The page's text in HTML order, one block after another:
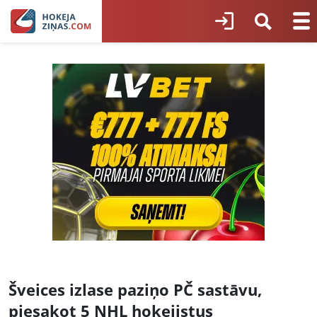
Šveices izlase paziņo PČ sastāvu,
piesakot 5 NHL hokejistus